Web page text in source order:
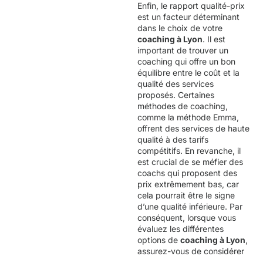
Enfin, le rapport qualité-prix
est un facteur déterminant
dans le choix de votre
coaching à Lyon. Il est
important de trouver un
coaching qui offre un bon
équilibre entre le coût et la
qualité des services
proposés. Certaines
méthodes de coaching,
comme la méthode Emma,
offrent des services de haute
qualité à des tarifs
compétitifs. En revanche, il
est crucial de se méfier des
coachs qui proposent des
prix extrêmement bas, car
cela pourrait être le signe
d’une qualité inférieure. Par
conséquent, lorsque vous
évaluez les différentes
options de coaching à Lyon,
assurez-vous de considérer